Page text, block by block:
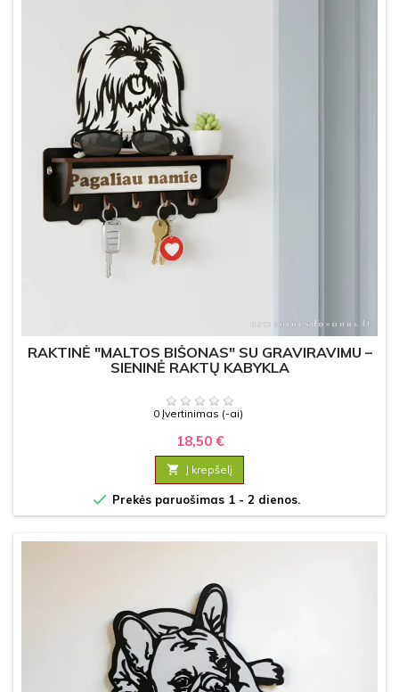
RAKTINĖ "MALTOS BIŠONAS" SU GRAVIRAVIMU –
SIENINĖ RAKTŲ KABYKLA
0 Įvertinimas (-ai)
18,50 €
 Į krepšelį
 Prekės paruošimas 1 - 2 dienos.